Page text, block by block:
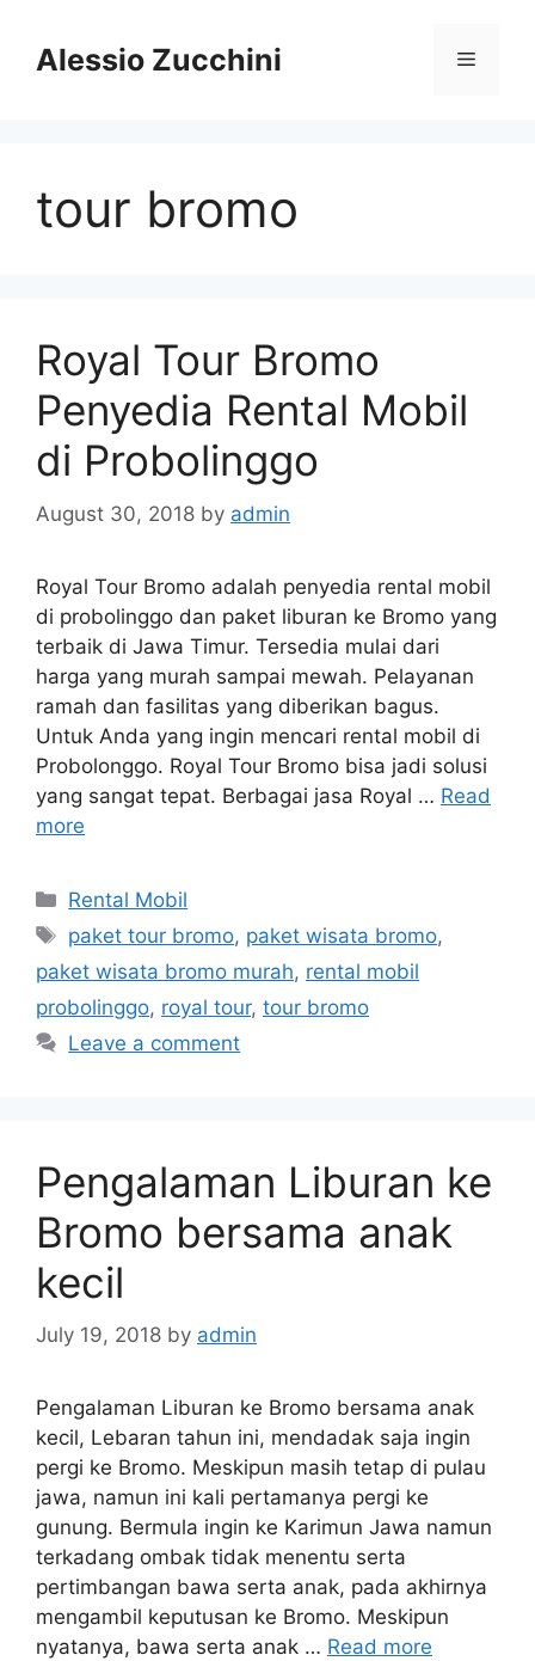
contentAlessio Zucchini Menu
tour bromo
Royal Tour Bromo
Penyedia Rental Mobil
di Probolinggo
August 30, 2018 by admin
Royal Tour Bromo adalah penyedia rental mobil
di probolinggo dan paket liburan ke Bromo yang
terbaik di Jawa Timur. Tersedia mulai dari
harga yang murah sampai mewah. Pelayanan
ramah dan fasilitas yang diberikan bagus.
Untuk Anda yang ingin mencari rental mobil di
Probolonggo. Royal Tour Bromo bisa jadi solusi
yang sangat tepat. Berbagai jasa Royal … Read
more
Categories
Rental Mobil
Tags
paket tour bromo, paket wisata bromo,
paket wisata bromo murah, rental mobil
probolinggo, royal tour, tour bromo
Leave a comment
Pengalaman Liburan ke
Bromo bersama anak
kecil
July 19, 2018 by admin
Pengalaman Liburan ke Bromo bersama anak
kecil, Lebaran tahun ini, mendadak saja ingin
pergi ke Bromo. Meskipun masih tetap di pulau
jawa, namun ini kali pertamanya pergi ke
gunung. Bermula ingin ke Karimun Jawa namun
terkadang ombak tidak menentu serta
pertimbangan bawa serta anak, pada akhirnya
mengambil keputusan ke Bromo. Meskipun
nyatanya, bawa serta anak … Read more